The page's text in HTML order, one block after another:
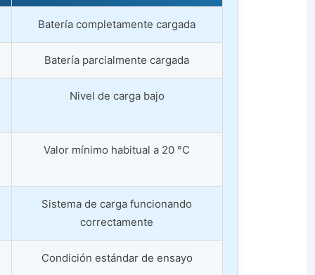
Batería completamente cargada
Batería parcialmente cargada
Nivel de carga bajo
Valor mínimo habitual a 20 °C
Sistema de carga funcionando
correctamente
Condición estándar de ensayo